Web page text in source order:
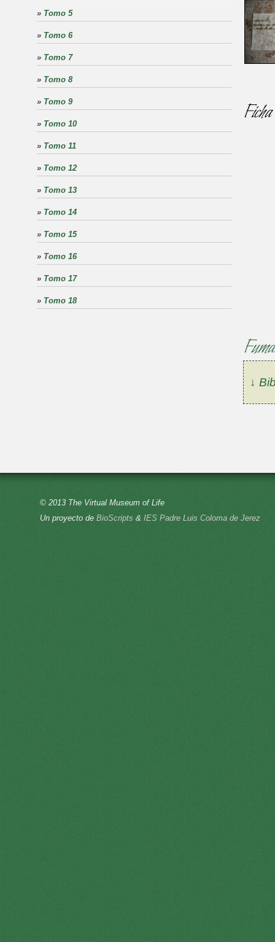
↓
» Tomo 5
» Tomo 6
» Tomo 7
» Tomo 8
» Tomo 9
» Tomo 10
» Tomo 11
» Tomo 12
» Tomo 13
» Tomo 14
» Tomo 15
» Tomo 16
» Tomo 17
» Tomo 18
© 2013 The Virtual Museum of Life
Un proyecto de BioScripts & IES Padre Luis Coloma de Jerez